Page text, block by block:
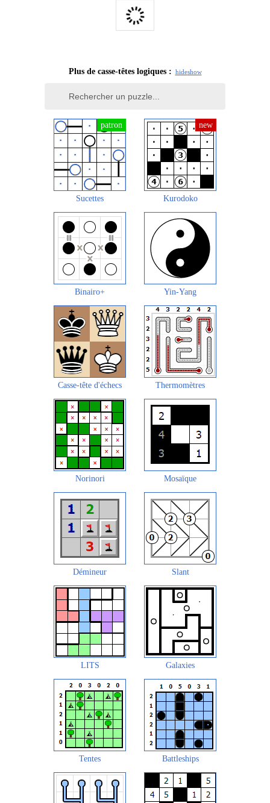
Plus de casse-têtes logiques : hideshow
Sucettes Kurodoko
Binairo+ Yin-Yang
Casse-tête d'échecs Thermomètres
Norinori Mosaïque
Démineur Slant
LITS Galaxies
Tentes Battleships